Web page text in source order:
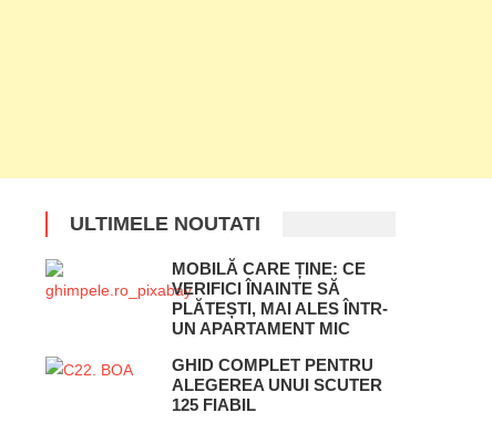
ULTIMELE NOUTATI
MOBILĂ CARE ȚINE: CE
VERIFICI ÎNAINTE SĂ
PLĂTEȘTI, MAI ALES ÎNTR-
UN APARTAMENT MIC
GHID COMPLET PENTRU
ALEGEREA UNUI SCUTER
125 FIABIL